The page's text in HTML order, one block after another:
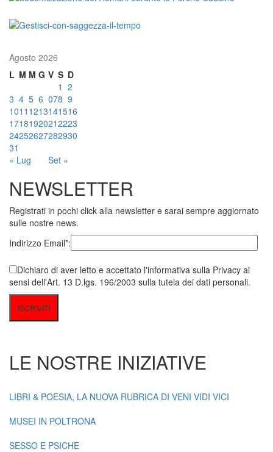
Agosto 2026
L M M G V S D
« Lug Set »
1 2
3 4 5 6 078 9
1011 1213141516
17181920212223
24252627282930
31
NEWSLETTER
Registrati in pochi click alla newsletter e sarai sempre aggiornato
sulle nostre news.
Indirizzo Email*:
Dichiaro di aver letto e accettato l'informativa sulla Privacy ai
sensi dell'Art. 13 D.lgs. 196/2003 sulla tutela dei dati personali.
LE NOSTRE INIZIATIVE
LIBRI & POESIA, LA NUOVA RUBRICA DI VENI VIDI VICI
MUSEI IN POLTRONA
SESSO E PSICHE